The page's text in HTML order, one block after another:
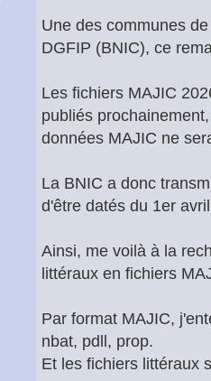
Une des communes
DGFIP (BNIC), ce
Les fichiers MAJIC
publiés
données MAJIC ne
La BNIC a donc
d'être datés du 1er
Ainsi, me voilà à la
littéraux en fichiers
Par format MAJIC,
nbat, pdll, prop.
Et les fichiers littéraux